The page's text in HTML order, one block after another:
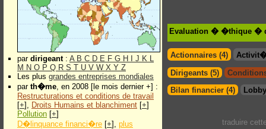
par dirigeant: A B C D E F G H J K L
M N O P Q R S T U V W X Y Z
Les plus grandes entreprises mondiales
par th�me, en 2008 [le mois dernier +] :
Restructurations et conditions de travail
[+], Droits Humains et blanchiment [+]
Pollution [+]
D�linquance financi�re [+], plus
Evaluation � �thique �
Actionnaires (4)
Dirigeants (5)
Bilan financier (4)
traduire